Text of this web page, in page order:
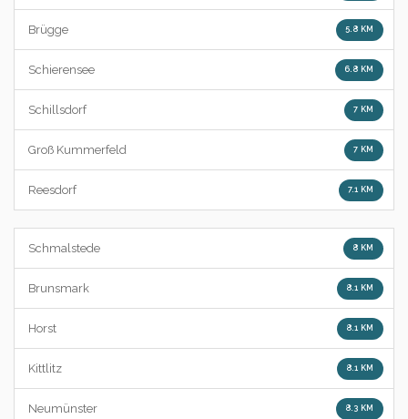
Brügge 5.8 KM
Schierensee 6.8 KM
Schillsdorf 7 KM
Groß Kummerfeld 7 KM
Reesdorf 7.1 KM
Schmalstede 8 KM
Brunsmark 8.1 KM
Horst 8.1 KM
Kittlitz 8.1 KM
Neumünster 8.3 KM